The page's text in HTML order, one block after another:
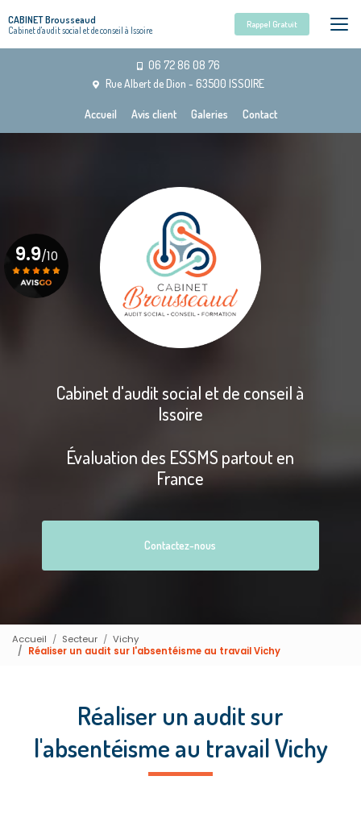
au
contenu
principal
06 72 86 08 76
Rue Albert de Dion - 63500 ISSOIRE
Accueil
Avis client Galeries Contact
CABINET Brousseaud
Cabinet d'audit social et de conseil à Issoire Rappel Gratuit
Cabinet d'audit social et de conseil à
Issoire
Évaluation des ESSMS partout en
France
Contactez-nous
9.9/10
Accueil Secteur
Vichy
Réaliser un audit sur l'absentéisme au travail Vichy
Réaliser un audit sur
l'absentéisme au travail Vichy